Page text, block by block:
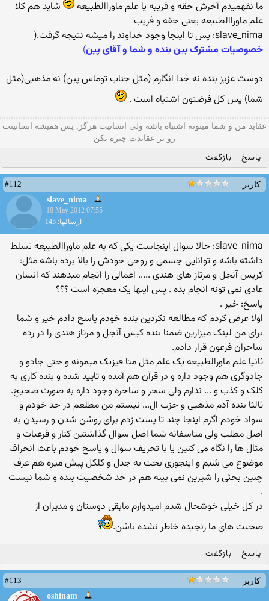
ما نفهمیدم آخرش حقه و فریبه یا علم ماوراالطبیعه
شاید هم کلا
علم ماوراالطبیعه یعنی حقه و فریب
slave_nima: پس تا اینجا وجود خداوند را میشه نتیجه گرفت.(
خصوصیات مشترک بین بنده و شما و آقای پین)
دوست عزیز بنده نه خدا انگارم (مثل جناب توماس پین) نه مذهبی(مثل
شما) پس کل فرضتون اشتباه است .
عقاید من و شما میتونه اشتباه باشه ولی انسانیت هرگز, پس همیشه انسانیتت
رو بر عقایدت چیره بکن
پاسخ بازگفت
کاربر
#112
slave_nima
18 May 2012 07:55
ارسالها: 145
slave_nima: حالا سوال اینجاست یکی که به علم ماوراالطبیعه تسلط
داشته باشه و توانایی جسمی و روحی خودش را بالا برده باشه مثل:
کریس آنجل و مرتاز های هندی ..... اعمالی را انجام میدهند که انسان
عادی نمی تونه انجام بده . پس اینها یک معجزه است ؟؟؟
پاسخ: خیر .
اولا عرض کردم که مطالعه نکردین بنده خودم پاسخ دادم خیر و شما
برای من لینک میزارین ضمنا بنده کیس آنجل و مرتاز هندی را در رده
ساحران فرعون قرار دادم.
ثانیا علم ماورالطبیعه یک علم مثل متا فیزیک میمونه و حتی جادو و
جادوگری هم وجود داره و در قرآن هم آمده و تایید شده و بنده کاری به
کلک و کذب و ... ندارم ولی سحر و ساحره وجود داره به صورت صحیح.
ثالثا بنده آدم مذهبی و حزب ال... نیستم من مطلعم در حد خودم و
سواد خودم اگرم اینجا چند تا پست زدم برای روشن شدن و رسیدن به
اصل مطلب ولی متاسفانه شما اصل سوال گذاشتین کنار و فرعیات و
مثال ها را نگاه می کنین یا با تحریف سوال و پاسخ خودم باعث انحراف
موضوع می شیم و اینجوری بحث به جدل و کلکل پیش میره هم عرف
چنین بحثی را شیرین نمی بینه هم در حد شخصیت بنده و شما نیست
.
در کل خیلی خوشحال شدم امیدوارم مابقی دوستان و مدیران از
صحبت های ما رنجیده خاطر نشده باشن.
پاسخ بازگفت
کاربر
#113
oshinam